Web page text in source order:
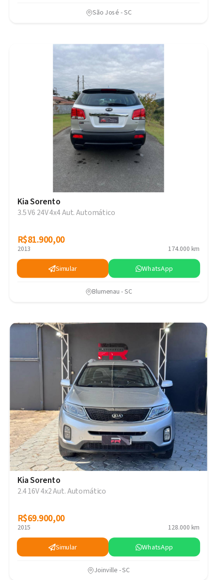
São José - SC
Kia Sorento
3.5 V6 24V 4x4 Aut. Automático
R$81.900,00
R$81.900,00
2013 174.000 km
Simular WhatsApp
Blumenau - SC
Kia Sorento
2.4 16V 4x2 Aut. Automático
R$69.900,00
R$69.900,00
2015 128.000 km
Simular WhatsApp
Joinville - SC